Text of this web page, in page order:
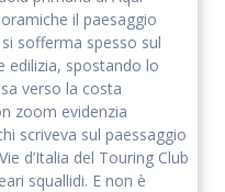
ricerca.
il paesaggio
sofferma spesso sul
edilizia, spostando lo
verso la costa
zoom evidenzia
scriveva sul paessaggio
d’Italia del Touring Club
squallidi. E non è